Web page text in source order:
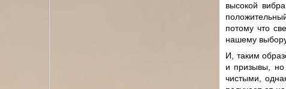
высокой
потому что
нашему
И, таким
и призывы, но
чистыми,